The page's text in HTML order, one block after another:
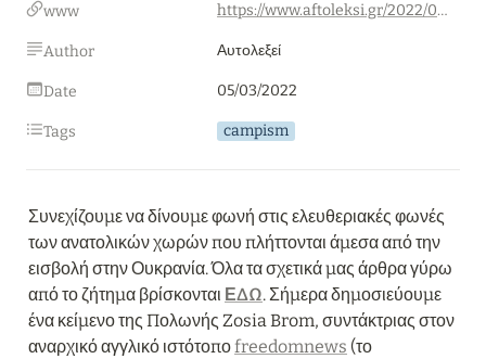
www https://www.aftoleksi.gr/2022/03/05/h-orgi-ton-anatolikoeyropaion-ti-dytiki-aristera/
Author Αυτολεξεί
Date 05/03/2022
Tags campism
Συνεχίζουμε να δίνουμε φωνή στις ελευθεριακές φωνές
των ανατολικών χωρών που πλήττονται άμεσα από την
εισβολή στην Ουκρανία. Όλα τα σχετικά μας άρθρα γύρω
από το ζήτημα βρίσκονται ΕΔΩ. Σήμερα δημοσιεύουμε
ένα κείμενο της Πολωνής Zosia Brom, συντάκτριας στον
αναρχικό αγγλικό ιστότοπο freedomnews (το